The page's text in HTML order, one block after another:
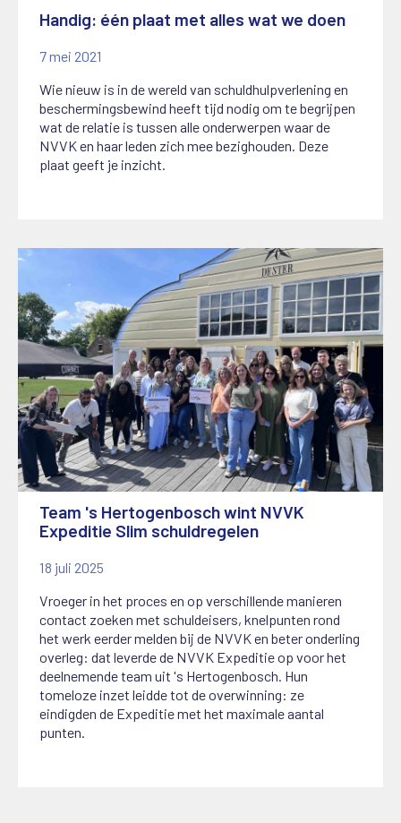
Handig: één plaat met alles wat we doen
7 mei 2021
Wie nieuw is in de wereld van schuldhulpverlening en
beschermingsbewind heeft tijd nodig om te begrijpen
wat de relatie is tussen alle onderwerpen waar de
NVVK en haar leden zich mee bezighouden. Deze
plaat geeft je inzicht.
Team 's Hertogenbosch wint NVVK
Expeditie Slim schuldregelen
18 juli 2025
Vroeger in het proces en op verschillende manieren
contact zoeken met schuldeisers, knelpunten rond
het werk eerder melden bij de NVVK en beter onderling
overleg: dat leverde de NVVK Expeditie op voor het
deelnemende team uit 's Hertogenbosch. Hun
tomeloze inzet leidde tot de overwinning: ze
eindigden de Expeditie met het maximale aantal
punten.